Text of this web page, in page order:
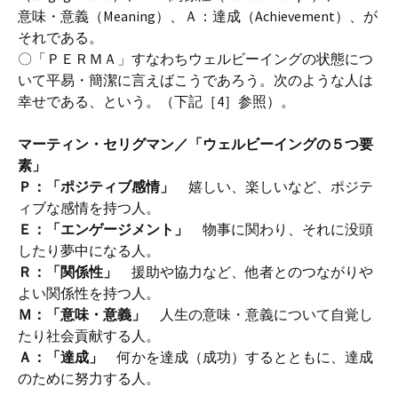
意味・意義（Meaning）、Ａ：達成（Achievement）、が
それである。
〇「ＰＥＲＭＡ」すなわちウェルビーイングの状態につ
いて平易・簡潔に言えばこうであろう。次のような人は
幸せである、という。（下記［4］参照）。
マーティン・セリグマン／「ウェルビーイングの５つ要
素」
Ｐ：「ポジティブ感情」
嬉しい、楽しいなど、ポジテ
ィブな感情を持つ人。
Ｅ：「エンゲージメント」
物事に関わり、それに没頭
したり夢中になる人。
Ｒ：「関係性」
援助や協力など、他者とのつながりや
よい関係性を持つ人。
Ｍ：「意味・意義」
人生の意味・意義について自覚し
たり社会貢献する人。
Ａ：「達成」
何かを達成（成功）するとともに、達成
のために努力する人。